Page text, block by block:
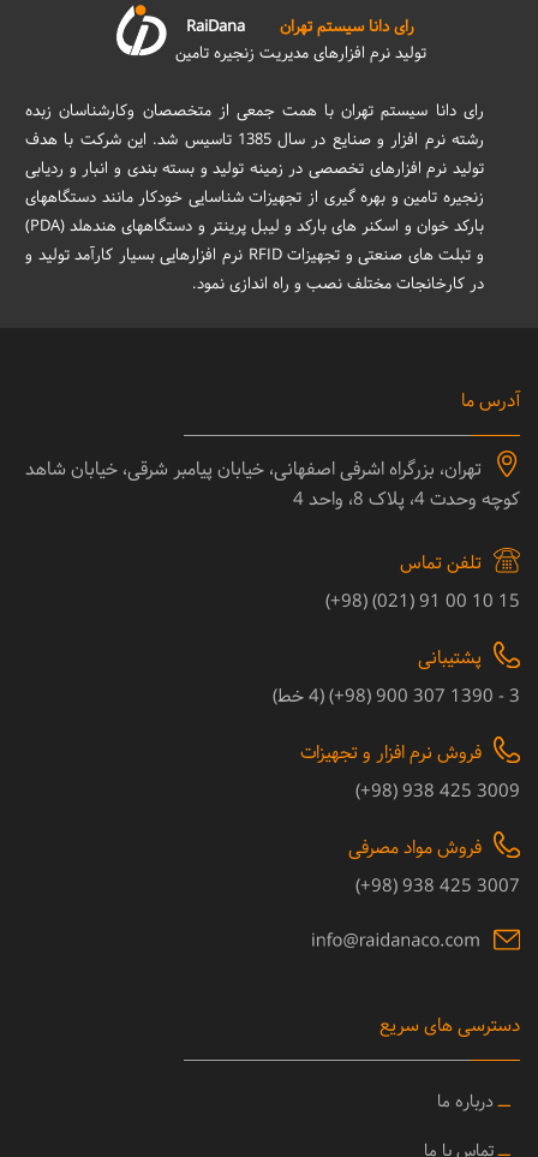
رای دانا سیستم تهران
RaiDana
تولید نرم افزارهای مدیریت زنجیره تامین
رای دانا سیستم تهران با همت جمعی از متخصصان وکارشناسان زبده
رشته نرم افزار و صنایع در سال 1385 تاسیس شد. این شرکت با هدف
تولید نرم افزارهای تخصصی در زمینه تولید و بسته بندی و انبار و ردیابی
زنجیره تامین و بهره گیری از تجهیزات شناسایی خودکار مانند دستگاههای
بارکد خوان و اسکنر های بارکد و لیبل پرینتر و دستگاههای هندهلد (PDA)
و تبلت های صنعتی و تجهیزات RFID نرم افزارهایی بسیار کارآمد تولید و
در کارخانجات مختلف نصب و راه اندازی نمود.
آدرس ما
تهران، بزرگراه اشرفی اصفهانی، خیابان پیامبر شرقی، خیابان شاهد
کوچه وحدت 4، پلاک 8، واحد 4
تلفن تماس
15 10 00 91 (021) (98+)
پشتیبانی
3 - 1390 307 900 (98+) (4 خط)
فروش نرم افزار و تجهیزات
3009 425 938 (98+)
فروش مواد مصرفی
3007 425 938 (98+)
دسترسی های سریع
ــ درباره ما